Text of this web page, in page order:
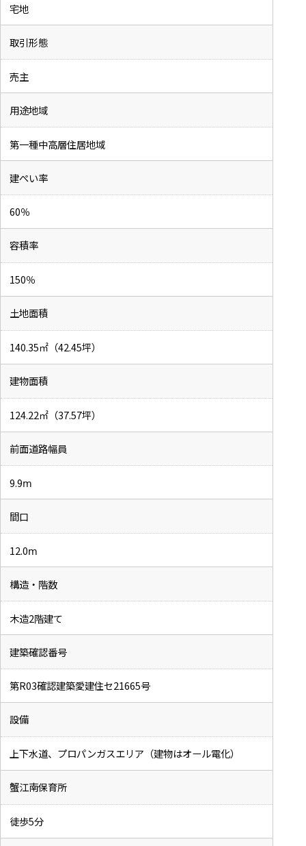
宅地
取引形態
売主
用途地域
第一種中高層住居地域
建ぺい率
60％
容積率
150％
土地面積
140.35㎡（42.45坪）
建物面積
124.22㎡（37.57坪）
前面道路幅員
9.9ⅿ
間口
12.0ⅿ
構造・階数
木造2階建て
建築確認番号
第R03確認建築愛建住セ21665号
設備
上下水道、プロパンガスエリア（建物はオール電化）
蟹江南保育所
徒歩5分